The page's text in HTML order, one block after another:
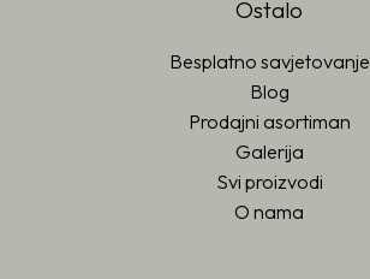
Ostalo
Besplatno savjetovanje
Blog
Prodajni asortiman
Galerija
Svi proizvodi
O nama